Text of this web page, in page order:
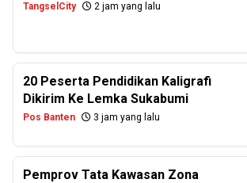
TangselCity 2 jam yang lalu
20 Peserta Pendidikan Kaligrafi
Dikirim Ke Lemka Sukabumi
Pos Banten 3 jam yang lalu
Pemprov Tata Kawasan Zona